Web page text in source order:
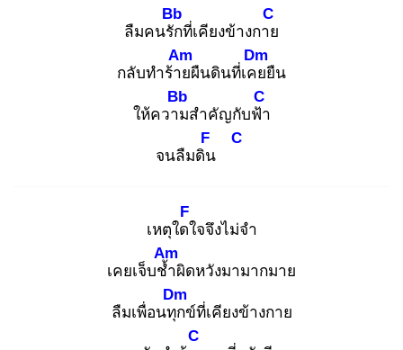
ลืมคนรัก
Bb
ที่เคียงข้างกาย
C
กลับทำร้าย
Am
ผืนดินที่เคย
Dm
ยืน
ให้ความ
Bb
สำคัญกับฟ้า
C
จนลืมดิน
F C
เหตุใดใ
F
จจึงไม่จำ
เคยเจ็บช้ำ
Am
ผิดหวังมามากมาย
ลืมเพื่อนทุก
Dm
ข์ที่เคียงข้างกาย
C